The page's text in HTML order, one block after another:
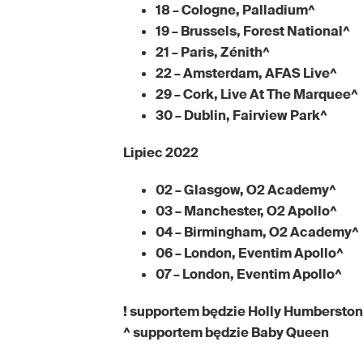
18 – Cologne, Palladium^
19 – Brussels, Forest National^
21 – Paris, Zénith^
22 – Amsterdam, AFAS Live^
29 – Cork, Live At The Marquee^
30 – Dublin, Fairview Park^
Lipiec 2022
02 – Glasgow, O2 Academy^
03 – Manchester, O2 Apollo^
04 – Birmingham, O2 Academy^
06 – London, Eventim Apollo^
07 – London, Eventim Apollo^
! supportem będzie Holly
^ supportem będzie Baby Queen